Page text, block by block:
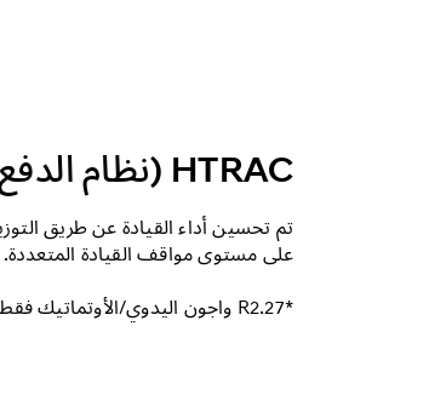
HTRAC (نظام الدفع الكلي)
تم تحسين أداء القيادة عن طريق
على مستوى مواقف القيادة المتعددة.
*R2.27 واجون اليدوي/الأوتماتيك فقط.